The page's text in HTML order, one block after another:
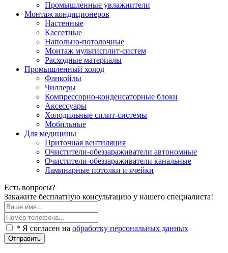
Промышленные увлажнители
Монтаж кондиционеров
Настенные
Кассетные
Напольно-потолочные
Монтаж мультисплит-систем
Расходные материалы
Промышленный холод
Фанкойлы
Чиллеры
Компрессорно-конденсаторные блоки
Аксессуары
Холодильные сплит-системы
Мобильные
Для медицины
Приточная вентиляция
Очистители-обеззараживатели автономные
Очистители-обеззараживатели канальные
Ламинарные потолки и ячейки
Есть вопросы?
Закажите бесплатную консультацию у нашего специалиста!
* Я согласен на обработку персональных данных
Отправить